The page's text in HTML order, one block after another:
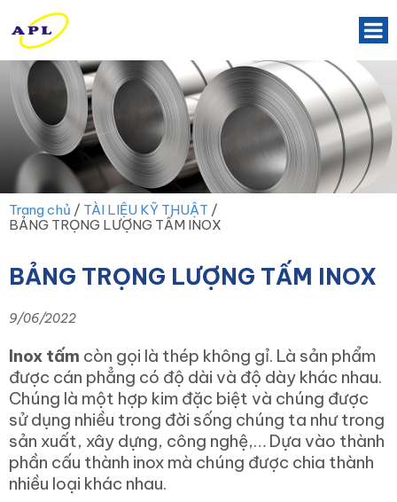
Trang chủ / TÀI LIỆU KỸ THUẬT /
BẢNG TRỌNG LƯỢNG TẤM INOX
BẢNG TRỌNG LƯỢNG TẤM INOX
9/06/2022
Inox tấm còn gọi là thép không gỉ. Là sản phẩm
được cán phẳng có độ dài và độ dày khác nhau.
Chúng là một hợp kim đặc biệt và chúng được
sử dụng nhiều trong đời sống chúng ta như trong
sản xuất, xây dựng, công nghệ,… Dựa vào thành
phần cấu thành inox mà chúng được chia thành
nhiều loại khác nhau.